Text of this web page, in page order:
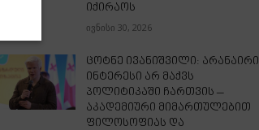
იქირაოს
ივნისი 30, 2026
ცოტნე ივანიშვილი: არანაირი
ინტერესი არ მაქვს
პოლიტიკაში ჩართვის –
აკადემიური მიმართულებით
ფილოსოფიას და